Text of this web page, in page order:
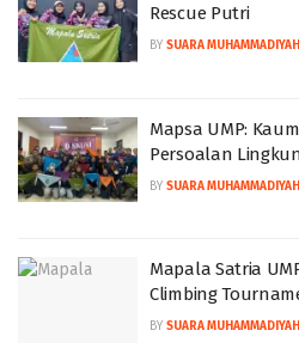
Rescue Putri
BY SUARA MUHAMMADIYAH
Mapsa UMP:
Persoalan
BY SUARA MUHAMMADIYAH
Mapala Satria
Climbing
BY SUARA MUHAMMADIYAH